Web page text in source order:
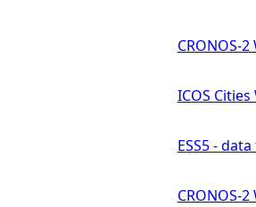
CRONOS-
ICOS
ESS5 -
CRONOS-